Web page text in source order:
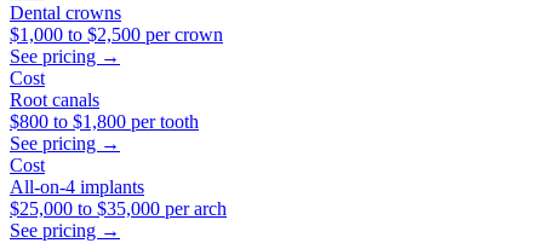
Dental crowns
$1,000 to $2,500 per crown
See pricing →
Cost
Root canals
$800 to $1,800 per tooth
See pricing →
Cost
All-on-4 implants
$25,000 to $35,000 per arch
See pricing →